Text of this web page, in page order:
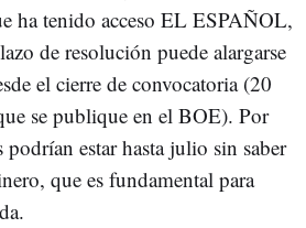
ha tenido acceso EL ESPAÑOL,
de resolución puede alargarse
el cierre de convocatoria (20
se publique en el BOE). Por
estar hasta julio sin saber
que es fundamental para